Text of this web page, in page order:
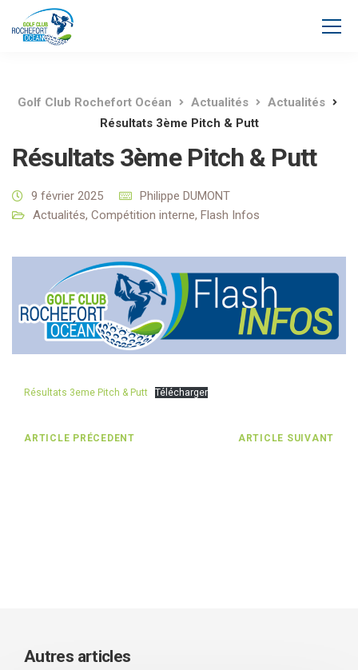
Golf Club Rochefort Océan Actualités
Actualités
Résultats 3ème Pitch & Putt
Résultats 3ème Pitch & Putt
9 février 2025
Philippe DUMONT
Actualités, Compétition interne, Flash Infos
Résultats 3eme Pitch & Putt Télécharger
ARTICLE PRÉCEDENT ARTICLE SUIVANT
Autres articles